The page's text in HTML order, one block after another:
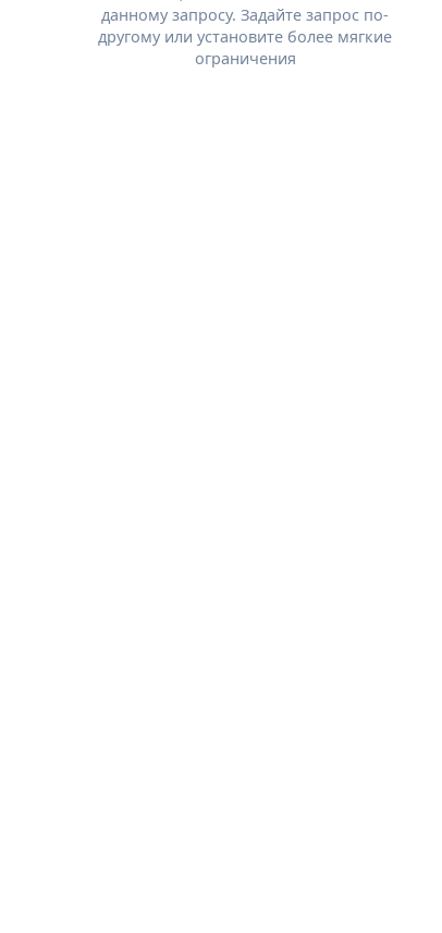
данному запросу. Задайте запрос по-
другому или установите более мягкие
ограничения